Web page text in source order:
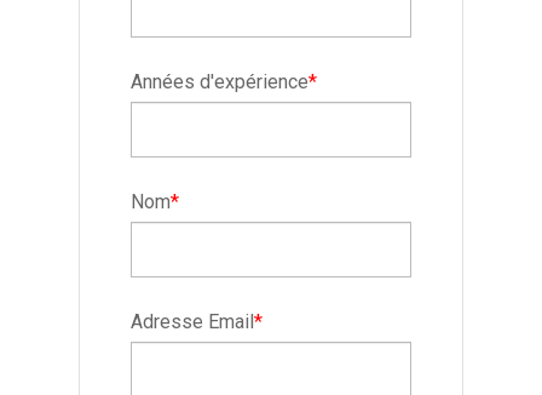
Années d'expérience*
Nom*
Adresse Email*